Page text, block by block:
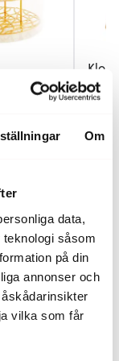
Om
data,
såsom
på din
annonser och
vilka som får
cm
550
kunder